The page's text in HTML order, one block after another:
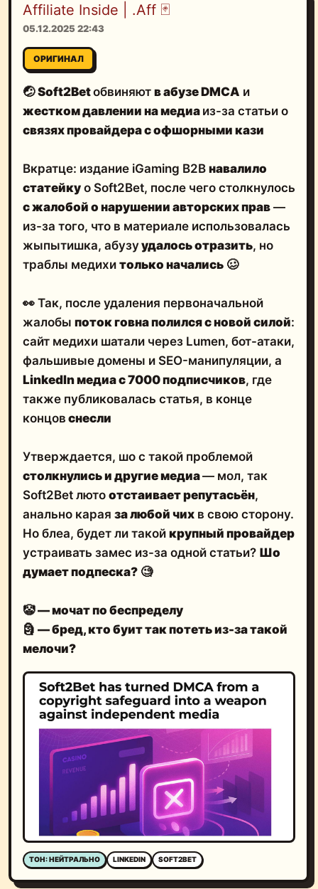
Affiliate Inside | .Aff 🃏
05.12.2025 22:43
ОРИГИНАЛ
🤕Soft2Betобвиняют в абузе DMCA и
жестком давлении на медиа из-за статьи о
связях провайдера с офшорными кази
Вкратце: издание iGaming B2B навалило
статейку о Soft2Bet, после чего столкнулось
с жалобой о нарушении авторских прав —
из-за того, что в материале использовалась
жыпытишка, абузуудалось отразить, но
траблы медихи только начались 🥴
👀 Так, после удаления первоначальной
жалобы поток говна полился с новой силой:
сайт медихи шатали через Lumen, бот-атаки,
фальшивые домены и SEO-манипуляции, а
LinkedIn медиа с 7000 подписчиков, где
также публиковалась статья, в конце
концов снесли
Утверждается, шо с такой проблемой
столкнулись и другие медиа— мол, так
Soft2Bet люто отстаивает репутасьён,
анально карая за любой чих в свою сторону.
Но блеа, будет ли такой крупный провайдер
устраивать замес из-за одной статьи? Шо
думает подпеска? 🧐
🤡— мочат по беспределу
🗿 — бред, кто буит так потеть из-за такой
мелочи?
ТОН: НЕЙТРАЛЬНО LINKEDIN SOFT2BET